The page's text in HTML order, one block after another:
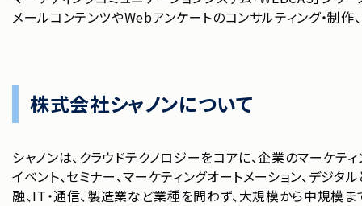
メールコンテンツやWebアンケートのコンサルティング・制
株式会社シャノンについて
シャノンは、クラウドテクノロジーをコアに、企業のマーケテ
イベント、セミナー、マーケティングオートメーション、デジ
融、IT・通信、製造業など業種を問わず、大規模から中規模